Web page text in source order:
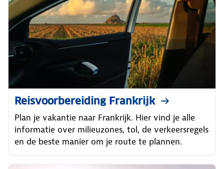
Reisvoorbereiding Frankrijk
Plan je vakantie naar Frankrijk. Hier vind je alle
informatie over milieuzones, tol, de verkeersregels
en de beste manier om je route te plannen.